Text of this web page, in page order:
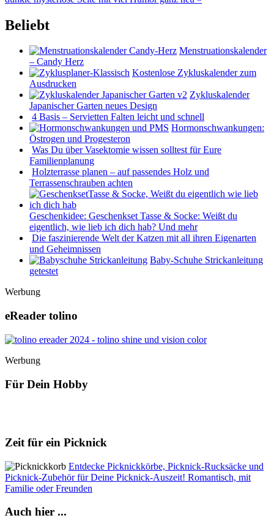
Beliebt
Menstruationskalender
– Candy Herz
Kostenlose Zykluskalender zum
Ausdrucken
Zykluskalender
Japanischer Garten neues Design
4 Basis – Servietten Falten leicht und schnell
Hormonschwankungen:
Östrogen und Progesteron
Was Du über Vasektomie wissen solltest für Eure
Familienplanung
Holzterrasse planen – auf passendes Holz und
Terrassenschrauben achten
Geschenkidee: Geschenkset Tasse & Socke: Weißt du
eigentlich, wie lieb ich dich hab? Und mehr
Die faszinierende Welt der Katzen mit all ihren Eigenarten
und Geheimnissen
Baby-Schuhe Strickanleitung
getestet
Werbung
eReader tolino
Werbung
Für Dein Hobby
Zeit für ein Picknick
Entdecke Picknickkörbe, Picknick-Rucksäcke und
Picknick-Zubehör für Deine Picknick-Auszeit! Romantisch, mit
Familie oder Freunden
Auch hier ...